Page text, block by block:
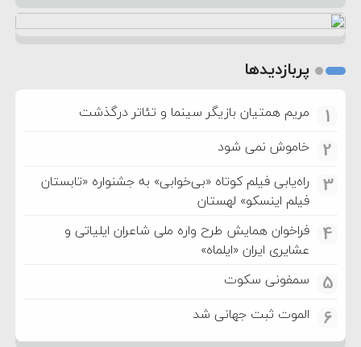
پربازدیدها
1 مریم همتیان بازیگر سینما و تئاتر درگذشت
2 خاموش نمی شود
3
راه‌یابی فیلم کوتاه «بی‌خوابی» به جشنواره «تابستان
فیلم اینسکو» لهستان
4
فراخوان همایش طرح واره ملی شاعران ایلیاتی و
عشایری ایران «ایلماه»
5 سمفونی سکوت
6 الموت ثبت جهانی شد